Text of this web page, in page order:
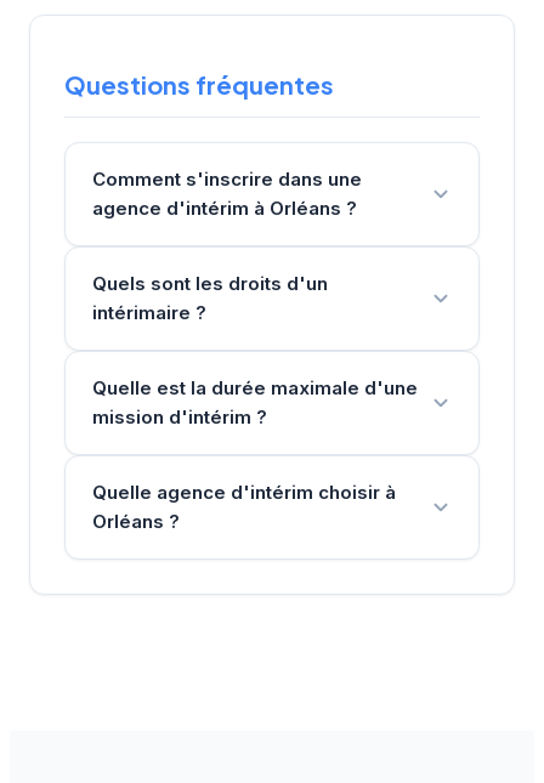
Questions fréquentes
Comment s'inscrire dans une
agence d'intérim à Orléans ?
Quels sont les droits d'un
intérimaire ?
Quelle est la durée maximale d'une
mission d'intérim ?
Quelle agence d'intérim choisir à
Orléans ?